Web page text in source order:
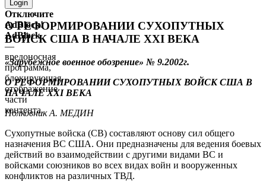
Отключите
AdBlock!
AdBlock
—
вредоносная
программа,
блокирующая
отображение
части
контента.
О РЕФОРМИРОВАНИИ СУХОПУТНЫХ
ВОЙСК США В НАЧАЛЕ XXI ВЕКА
«Зарубежное военное обозрение» № 9.2002г.
О РЕФОРМИРОВАНИИ СУХОПУТНЫХ ВОЙСК США В
НАЧАЛЕXXIВЕКА
Полковник А. МЕДИН
Сухопутные войска (СВ) составляют основу сил общего
назначения ВС США. Они предназначены для ведения боевых
действий во взаимодействии с другими видами ВС и
войсками союзников во всех видах войн и вооруженных
конфликтов на различных ТВД.